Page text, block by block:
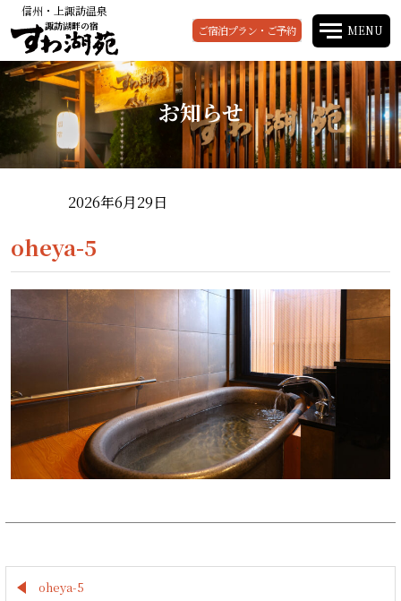
信州・上諏訪温泉
諏訪湖畔の宿 ご宿泊プラン・ご予約 MENU
お知らせ
2026年6月29日
oheya-5
oheya-5